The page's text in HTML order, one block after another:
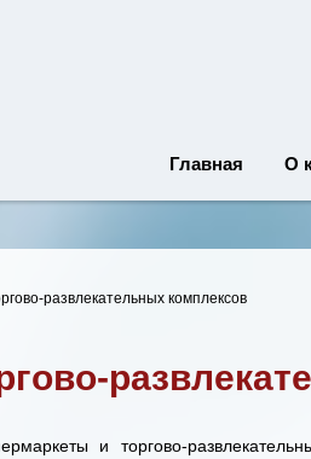
Главная О
развлекательных комплексов
и торгово-